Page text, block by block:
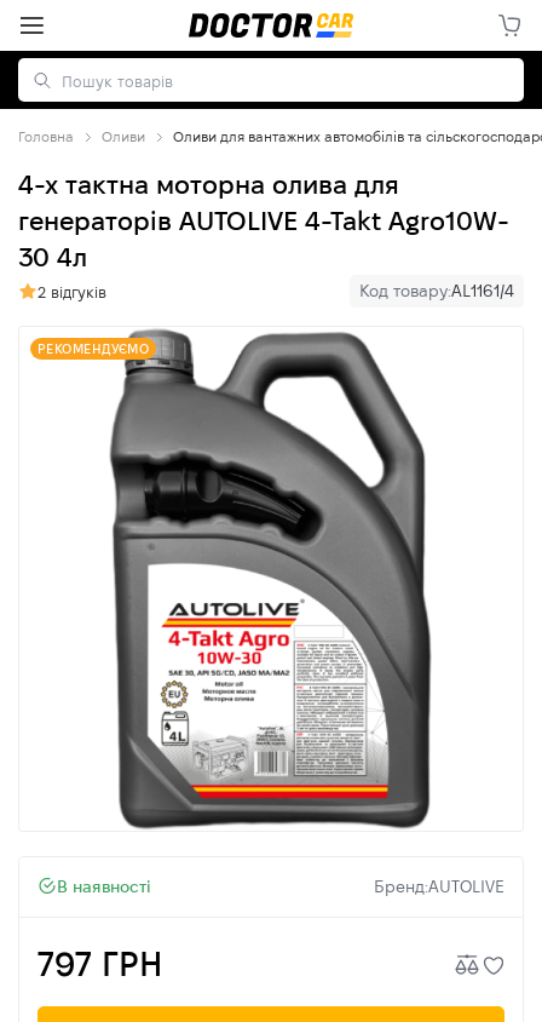
Головна Оливи Оливи для вантажних автомобілів та
4-х тактна моторна олива для
генераторів AUTOLIVE 4-Takt Agro10W-
30 4л
2 відгуків Код товару:AL1161/4
РЕКОМЕНДУЄМО
В наявності Бренд:AUTOLIVE
797 ГРН